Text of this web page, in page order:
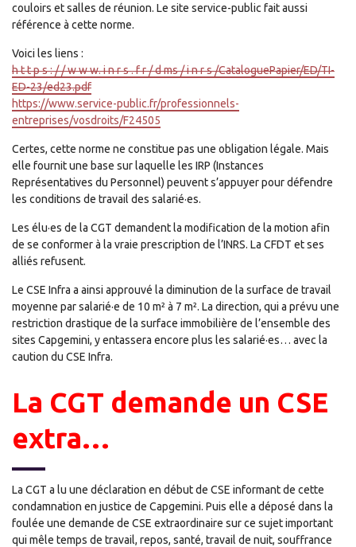
couloirs et salles de réunion. Le site service-public fait aussi
référence à cette norme.
Voici les liens :
h t t p s : / / w w w. i n r s . f r / d ms / i n r s /CataloguePapier/ED/TI-
ED-23/ed23.pdf
https://www.service-public.fr/professionnels-
entreprises/vosdroits/F24505
Certes, cette norme ne constitue pas une obligation légale. Mais
elle fournit une base sur laquelle les IRP (Instances
Représentatives du Personnel) peuvent s’appuyer pour défendre
les conditions de travail des salarié·es.
Les élu·es de la CGT demandent la modification de la motion afin
de se conformer à la vraie prescription de l’INRS. La CFDT et ses
alliés refusent.
Le CSE Infra a ainsi approuvé la diminution de la surface de travail
moyenne par salarié·e de 10 m² à 7 m². La direction, qui a prévu une
restriction drastique de la surface immobilière de l’ensemble des
sites Capgemini, y entassera encore plus les salarié·es… avec la
caution du CSE Infra.
La CGT demande un CSE
extra…
La CGT a lu une déclaration en début de CSE informant de cette
condamnation en justice de Capgemini. Puis elle a déposé dans la
foulée une demande de CSE extraordinaire sur ce sujet important
qui mêle temps de travail, repos, santé, travail de nuit, souffrance